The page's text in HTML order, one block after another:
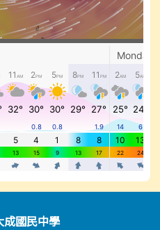
成國民中學